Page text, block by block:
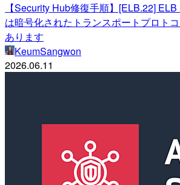
【Security Hub修復手順】[ELB.22]
は暗号化されたトランスポートプロト
あります
KeumSangwon
2026.06.11